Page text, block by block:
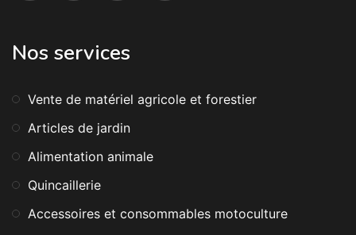
Nos services
Vente de matériel agricole et forestier
Articles de jardin
Alimentation animale
Quincaillerie
Accessoires et consommables motoculture